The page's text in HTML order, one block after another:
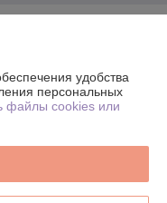
удобства
персональных
файлы cookies или